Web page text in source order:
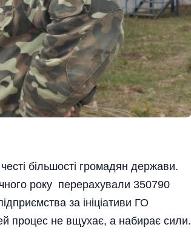
більшості громадян держави.
року перерахували 350790
за ініціативи ГО
процес не вщухає, а набирає сили.